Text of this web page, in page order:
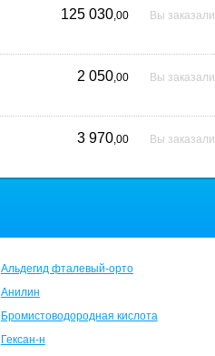
125 030,00 Вы заказали
2 050,00 Вы заказали
3 970,00 Вы заказали
Альдегид фталевый-орто
Анилин
Бромистоводородная кислота
Гексан-н